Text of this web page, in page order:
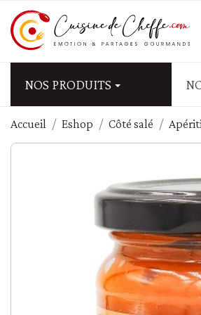
NOS PRODUITS
Accueil Eshop Côté salé